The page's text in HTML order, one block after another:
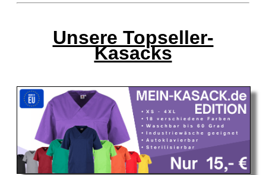
Unsere Topseller-
Kasacks